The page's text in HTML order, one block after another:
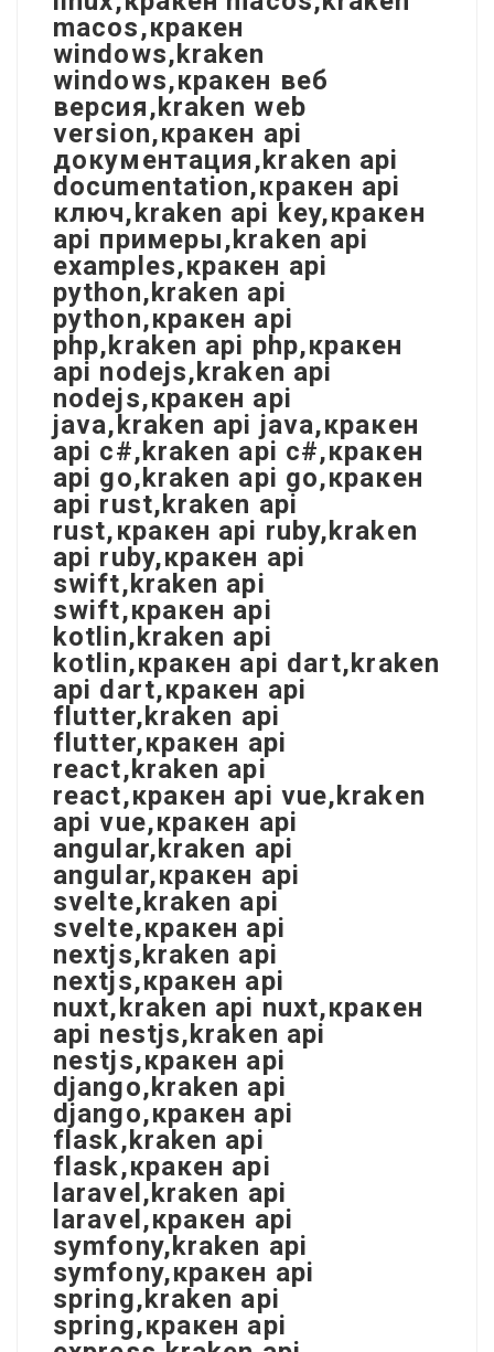
macos,кракен
windows,kraken
windows,кракен веб
версия,kraken web
version,кракен api
документация,kraken api
documentation,кракен api
ключ,kraken api key,кракен
api примеры,kraken api
examples,кракен api
python,kraken api
python,кракен api
php,kraken api php,кракен
api nodejs,kraken api
nodejs,кракен api
java,kraken api java,кракен
api c#,kraken api c#,кракен
api go,kraken api go,кракен
api rust,kraken api
rust,кракен api ruby,kraken
api ruby,кракен api
swift,kraken api
swift,кракен api
kotlin,kraken api
kotlin,кракен api dart,kraken
api dart,кракен api
flutter,kraken api
flutter,кракен api
react,kraken api
react,кракен api vue,kraken
api vue,кракен api
angular,kraken api
angular,кракен api
svelte,kraken api
svelte,кракен api
nextjs,kraken api
nextjs,кракен api
nuxt,kraken api nuxt,кракен
api nestjs,kraken api
nestjs,кракен api
django,kraken api
django,кракен api
flask,kraken api
flask,кракен api
laravel,kraken api
laravel,кракен api
symfony,kraken api
symfony,кракен api
spring,kraken api
spring,кракен api